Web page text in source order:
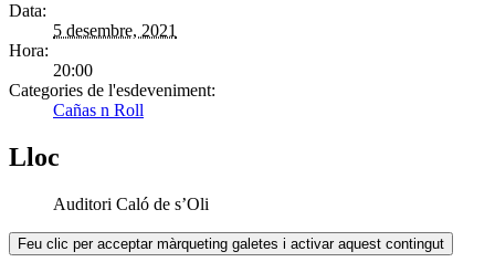
Data:
5 desembre, 2021
Hora:
20:00
Categories de l'esdeveniment:
Cañas n Roll
Lloc
Auditori Caló de s’Oli
Feu clic per acceptar màrqueting galetes i activar aquest contingut